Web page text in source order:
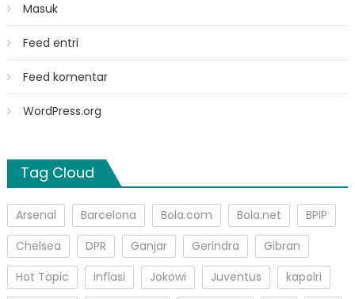
Masuk
Feed entri
Feed komentar
WordPress.org
Tag Cloud
Arsenal Barcelona Bola.com Bola.net
BPIP
Chelsea
DPR Ganjar Gerindra
Gibran
Hot Topic
inflasi Jokowi Juventus
kapolri